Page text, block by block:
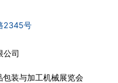
2345号
公司
装与加工机械展览会